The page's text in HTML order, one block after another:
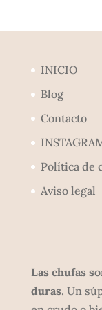
INICIO
Blog
Contacto
Política de
Aviso legal
Las chufas
duras. Un